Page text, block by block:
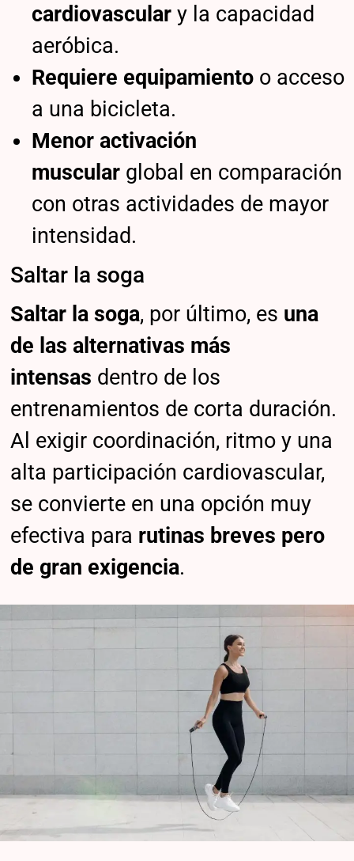
cardiovascular y la capacidad
aeróbica.
Requiere equipamiento o acceso
a una bicicleta.
Menor activación
muscular global en comparación
con otras actividades de mayor
intensidad.
Saltar la soga
Saltar la soga, por último, es una
de las alternativas más
intensas dentro de los
entrenamientos de corta duración.
Al exigir coordinación, ritmo y una
alta participación cardiovascular,
se convierte en una opción muy
efectiva para rutinas breves pero
de gran exigencia.